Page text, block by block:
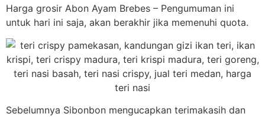
Harga grosir Abon Ayam Brebes – Pengumuman ini
untuk hari ini saja, akan berakhir jika memenuhi quota.
Sebelumnya Sibonbon mengucapkan terimakasih dan